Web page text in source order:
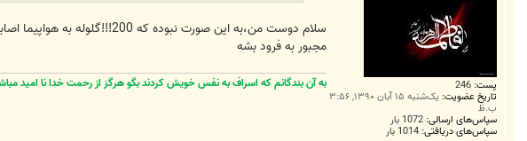
پست: 246
تاریخ عضویت: یک‌شنبه ۱۵ آبان ۱۳۹۰, ۳:۵۶
ب.ظ
سپاس‌های ارسالی: 1072 بار
سپاس‌های دریافتی: 1014 بار
سلام دوست من،به این صورت
مجبور به فرود بشه
به آن بندگانم که اسراف به نفس خویش کردند بگو هرگز از رحمت خدا نا امید